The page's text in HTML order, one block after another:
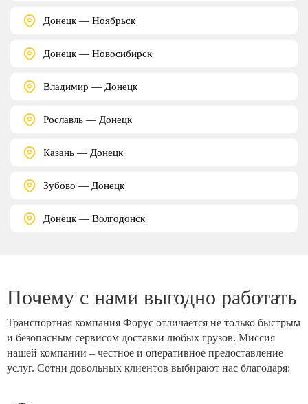
Донецк — Ноябрьск
Донецк — Новосибирск
Владимир — Донецк
Рославль — Донецк
Казань — Донецк
Зубово — Донецк
Донецк — Волгодонск
Почему с нами выгодно работать
Транспортная компания Форус отличается не только быстрым
и безопасным сервисом доставки любых грузов. Миссия
нашей компании – честное и оперативное предоставление
услуг. Сотни довольных клиентов выбирают нас благодаря: